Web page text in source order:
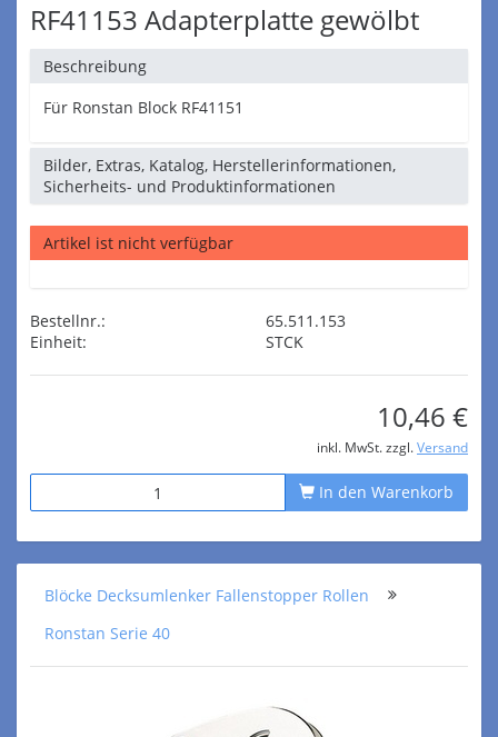
RF41153 Adapterplatte gewölbt
Beschreibung
Für Ronstan Block RF41151
Bilder, Extras, Katalog, Herstellerinformationen,
Sicherheits- und Produktinformationen
Artikel ist nicht verfügbar
Bestellnr.:
65.511.153
Einheit:
STCK
10,46 €
inkl. MwSt. zzgl. Versand
In den Warenkorb
Blöcke Decksumlenker Fallenstopper Rollen
Ronstan Serie 40